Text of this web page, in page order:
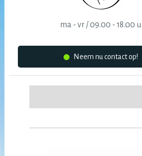
ma - vr / 09.00 - 18.00 u
Neem nu contact op!